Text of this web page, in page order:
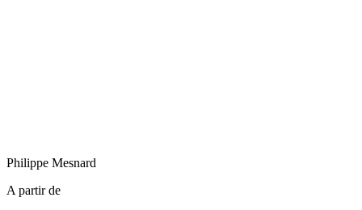
Philippe Mesnard
A partir de